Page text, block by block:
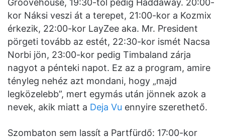
kor Náksi veszi át a terepet, 21:00-kor a Kozmix
érkezik, 22:00-kor LayZee aka. Mr. President
pörgeti tovább az estét, 22:30-kor ismét Nacsa
Norbi jön, 23:00-kor pedig Timbaland zárja
nagyot a pénteki napot. Ez az a program, amire
tényleg nehéz azt mondani, hogy „majd
legközelebb”, mert egymás után jönnek azok a
nevek, akik miatt a Deja Vu ennyire szerethető.
Szombaton sem lassít a Partfürdő: 17:00-kor